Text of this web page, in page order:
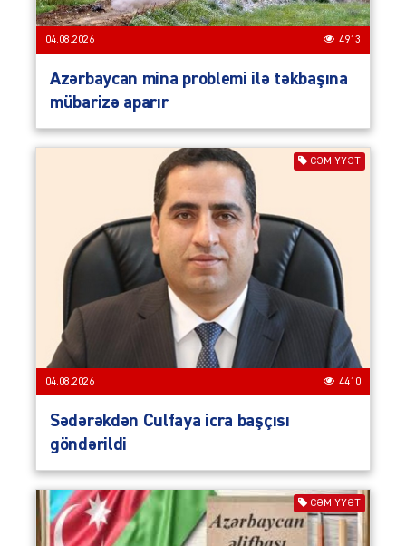
04.08.2026 4913
Azərbaycan mina problemi ilə təkbaşına
mübarizə aparır
CƏMIYYƏT
04.08.2026 4410
Sədərəkdən Culfaya icra başçısı
göndərildi
CƏMIYYƏT